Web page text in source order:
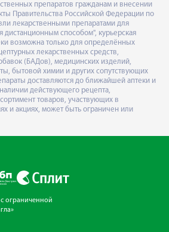
препаратов гражданам и внесении
Правительства Российской Федерации по
лекарственными препаратами для
способом", курьерская
возможна только для определённых
лекарственных средств,
(БАДов), медицинских изделий,
бытовой химии и других сопутствующих
доставляются до ближайшей аптеки и
действующего рецепта,
товаров, участвующих в
и акциях, может быть ограничен или
ограниченной